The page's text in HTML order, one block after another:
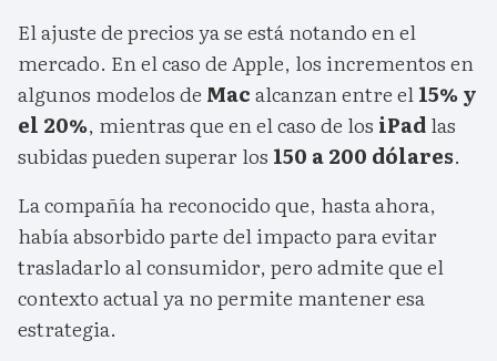
El ajuste de precios ya se está notando en el
mercado. En el caso de Apple, los incrementos en
algunos modelos de Macalcanzan entre el15% y
el 20%, mientras que en el caso de los iPadlas
subidas pueden superar los 150 a 200 dólares.
La compañía ha reconocido que, hasta ahora,
había absorbido parte del impacto para evitar
trasladarlo al consumidor, pero admite que el
contexto actual ya no permite mantener esa
estrategia.